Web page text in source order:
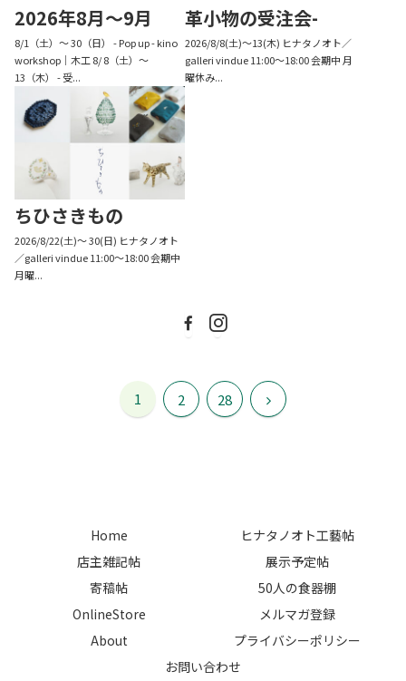
2026年8月〜9月
8/1（土）〜 30（日） - Pop up - kino
workshop｜木工 8/ 8（土）〜
13（木） - 受...
革小物の受注会-
2026/8/8(土)〜13(木) ヒナタノオト／
galleri vindue 11:00～18:00 会期中 月
曜休み...
ちひさきもの
2026/8/22(土)〜 30(日) ヒナタノオト
／galleri vindue 11:00～18:00 会期中
月曜...
1 2 28
次
Home
ヒナタノオト工藝帖
店主雑記帖
展示予定帖
寄稿帖
50人の食器棚
OnlineStore
メルマガ登録
About
プライバシーポリシー
お問い合わせ